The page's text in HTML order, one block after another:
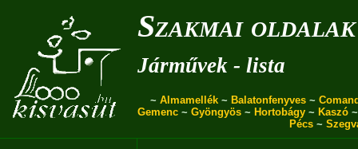
Szakmai oldalak
Járművek - lista
~ Almamellék ~ Balatonfenyves ~
Gemenc ~ Gyöngyös ~ Hortobágy ~ Kaszó
Pécs ~